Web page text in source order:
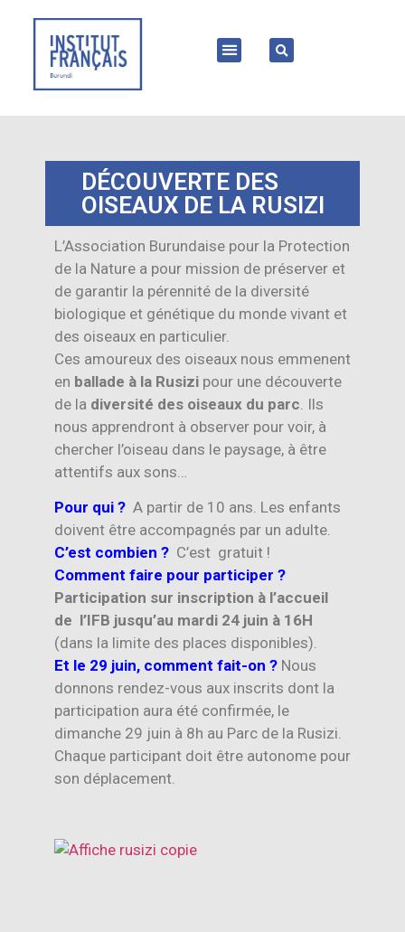
DÉCOUVERTE DES
OISEAUX DE LA RUSIZI
L’Association Burundaise pour la Protection
de la Nature a pour mission de préserver et
de garantir la pérennité de la diversité
biologique et génétique du monde vivant et
des oiseaux en particulier.
Ces amoureux des oiseaux nous emmenent
en ballade à la Rusizi pour une découverte
de la diversité des oiseaux du parc. Ils
nous apprendront à observer pour voir, à
chercher l’oiseau dans le paysage, à être
attentifs aux sons…
Pour qui ? A partir de 10 ans. Les enfants
doivent être accompagnés par un adulte.
C’est combien ? C’est gratuit !
Comment faire pour participer ?
Participation sur inscription à l’accueil
de l’IFB jusqu’au mardi 24 juin à 16H
(dans la limite des places disponibles).
Et le 29 juin, comment fait-on ? Nous
donnons rendez-vous aux inscrits dont la
participation aura été confirmée, le
dimanche 29 juin à 8h au Parc de la Rusizi.
Chaque participant doit être autonome pour
son déplacement.